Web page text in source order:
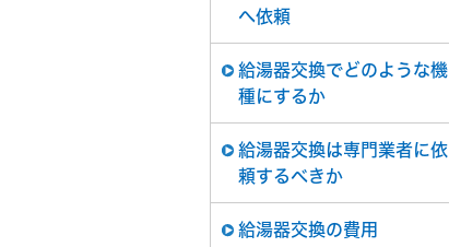
へ依頼
給湯器交換でどのような機
種にするか
給湯器交換は専門業者に依
頼するべきか
給湯器交換の費用